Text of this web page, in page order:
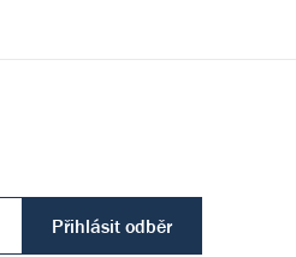
Přihlásit odběr